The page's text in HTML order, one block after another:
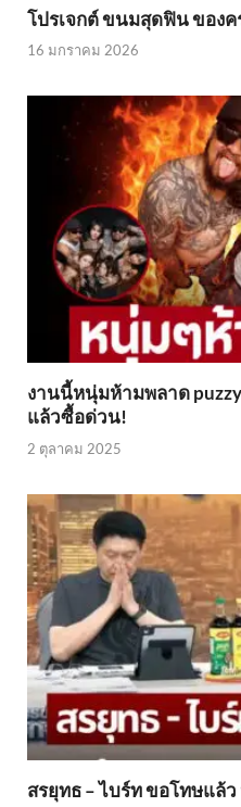
โปรเจกต์ ขนมสุดฟิน ของค
16 มกราคม 2026
งานนี้หนุ่มห้ามพลาด
แล้วซื้อด่วน!
2 ตุลาคม 2025
สรยุทธ – ไบร์ท ขอโทษแล้